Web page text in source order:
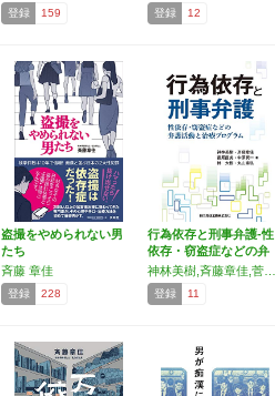
登録 159 登録 12
盗撮をやめられない男
たち
斉藤 章佳
登録 228
行為依存と刑事弁護-性
依存・窃盗症などの弁
護…
登録 11